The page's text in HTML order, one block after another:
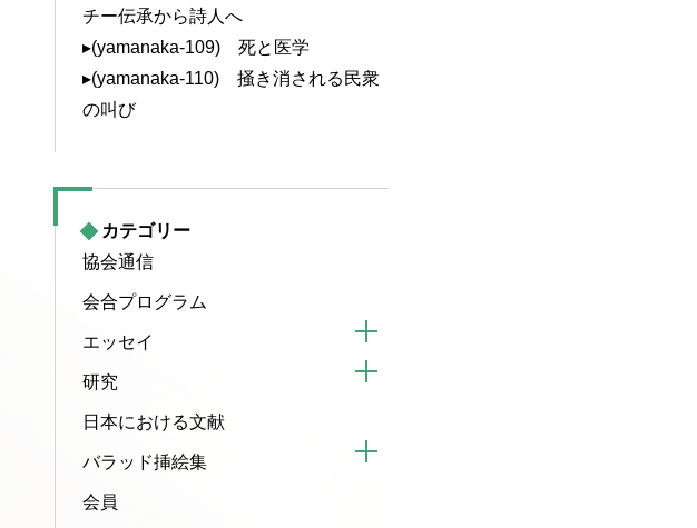
チー伝承から詩人へ
▸(yamanaka-109) 死と医学
▸(yamanaka-110) 掻き消される民衆
の叫び
カテゴリー
協会通信
会合プログラム
エッセイ
研究
日本における文献
バラッド挿絵集
会員